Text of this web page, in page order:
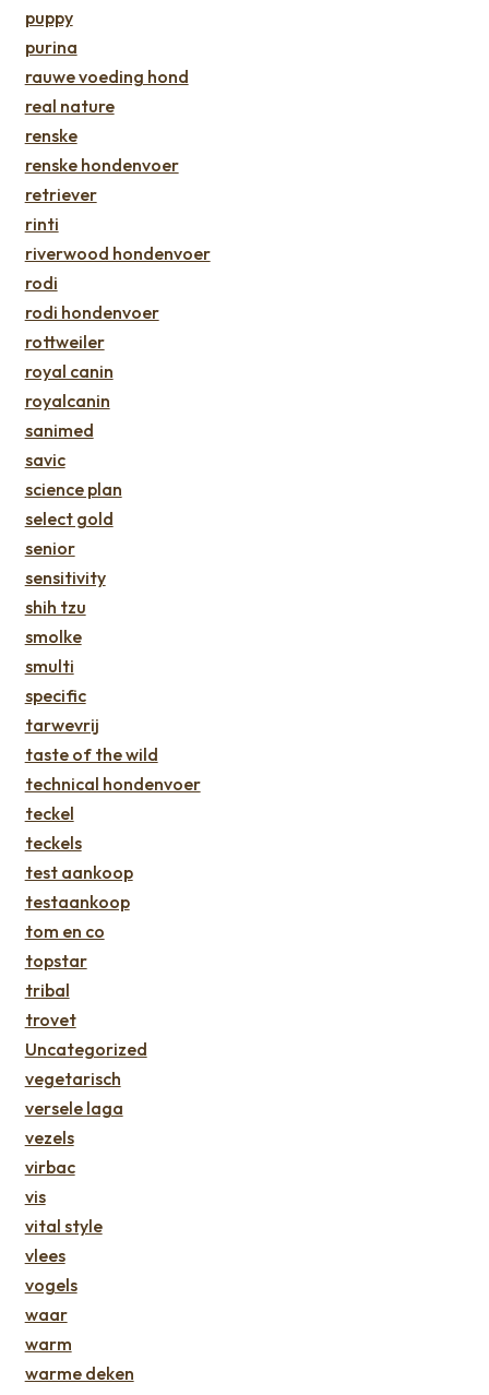
puppy
purina
rauwe voeding hond
real nature
renske
renske hondenvoer
retriever
rinti
riverwood hondenvoer
rodi
rodi hondenvoer
rottweiler
royal canin
royalcanin
sanimed
savic
science plan
select gold
senior
sensitivity
shih tzu
smolke
smulti
specific
tarwevrij
taste of the wild
technical hondenvoer
teckel
teckels
test aankoop
testaankoop
tom en co
topstar
tribal
trovet
Uncategorized
vegetarisch
versele laga
vezels
virbac
vis
vital style
vlees
vogels
waar
warm
warme deken